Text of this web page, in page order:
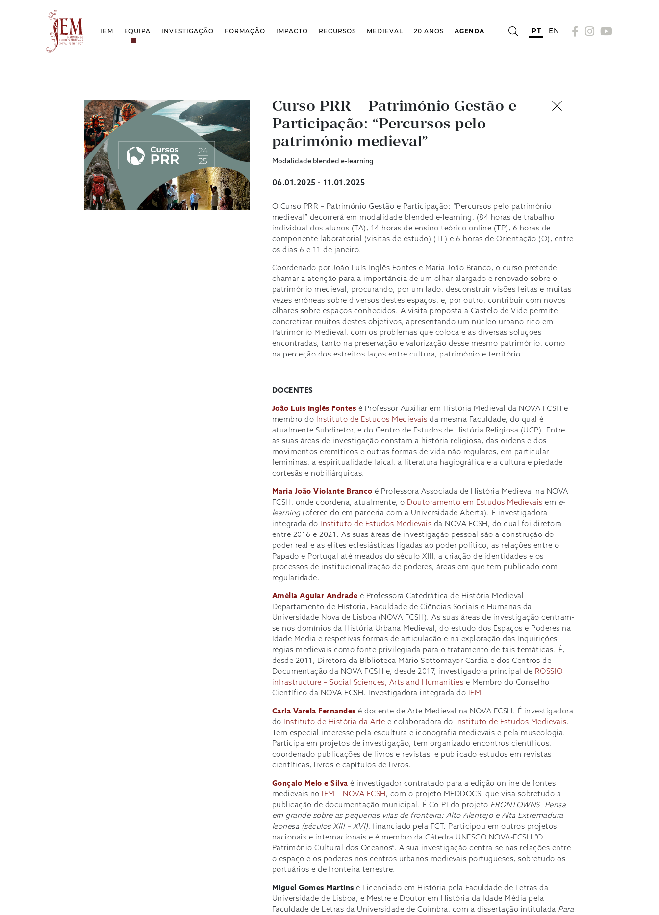
IEM
PROJETO ESTRATÉGICO
RELATÓRIOS FCT
QUESTÕES DE ASSÉDIO E ÉTICA
EQUIPA INVESTIGAÇÃO FORMAÇÃO
FORMAÇÃO AO LONGO DA VIDA
FORMAÇÃO INTERNA
IMPACTO
CONFERÊNCIA IEM
ARQUIVO DE EVENTOS
INSTALAÇÕES IEM
RECURSOS
BIBLIOTECA DIGITAL
BIBLIOTECA IEM
INFRAESTRUTURA ROSSIO
MEDIEVAL 20 ANOS AGENDA PT EN
Curso PRR – Património Gestão e
Participação: “Percursos pelo
património medieval”
Modalidade blended e-learning
06.01.2025 - 11.01.2025
O Curso PRR – Património Gestão e Participação: “Percursos pelo património
medieval” decorrerá em modalidade blended e-learning, (84 horas de trabalho
individual dos alunos (TA), 14 horas de ensino teórico online (TP), 6 horas de
componente laboratorial (visitas de estudo) (TL) e 6 horas de Orientação (O), entre
os dias 6 e 11 de janeiro.
Coordenado por João Luís Inglês Fontes e Maria João Branco, o curso pretende
chamar a atenção para a importância de um olhar alargado e renovado sobre o
património medieval, procurando, por um lado, desconstruir visões feitas e muitas
vezes erróneas sobre diversos destes espaços, e, por outro, contribuir com novos
olhares sobre espaços conhecidos. A visita proposta a Castelo de Vide permite
concretizar muitos destes objetivos, apresentando um núcleo urbano rico em
Património Medieval, com os problemas que coloca e as diversas soluções
encontradas, tanto na preservação e valorização desse mesmo património, como
na perceção dos estreitos laços entre cultura, património e território.
DOCENTES
João Luís Inglês Fontes é Professor Auxiliar em História Medieval da NOVA FCSH e
membro do Instituto de Estudos Medievais da mesma Faculdade, do qual é
atualmente Subdiretor, e do Centro de Estudos de História Religiosa (UCP). Entre
as suas áreas de investigação constam a história religiosa, das ordens e dos
movimentos eremíticos e outras formas de vida não regulares, em particular
femininas, a espiritualidade laical, a literatura hagiográfica e a cultura e piedade
cortesãs e nobiliárquicas.
Maria João Violante Branco é Professora Associada de História Medieval na NOVA
FCSH, onde coordena, atualmente, o Doutoramento em Estudos Medievais em e-
learning(oferecido em parceria com a Universidade Aberta). É investigadora
integrada do Instituto de Estudos Medievais da NOVA FCSH, do qual foi diretora
entre 2016 e 2021. As suas áreas de investigação pessoal são a construção do
poder real e as elites eclesiásticas ligadas ao poder político, as relações entre o
Papado e Portugal até meados do século XIII, a criação de identidades e os
processos de institucionalização de poderes, áreas em que tem publicado com
regularidade.
Amélia Aguiar Andrade é Professora Catedrática de História Medieval –
Departamento de História, Faculdade de Ciências Sociais e Humanas da
Universidade Nova de Lisboa (NOVA FCSH). As suas áreas de investigação centram-
se nos domínios da História Urbana Medieval, do estudo dos Espaços e Poderes na
Idade Média e respetivas formas de articulação e na exploração das Inquirições
régias medievais como fonte privilegiada para o tratamento de tais temáticas. É,
desde 2011, Diretora da Biblioteca Mário Sottomayor Cardia e dos Centros de
Documentação da NOVA FCSH e, desde 2017, investigadora principal de ROSSIO
infrastructure – Social Sciences, Arts and Humanities e Membro do Conselho
Científico da NOVA FCSH. Investigadora integrada do IEM.
Carla Varela Fernandes é docente de Arte Medieval na NOVA FCSH. É investigadora
do Instituto de História da Arte e colaboradora do Instituto de Estudos Medievais.
Tem especial interesse pela escultura e iconografia medievais e pela museologia.
Participa em projetos de investigação, tem organizado encontros científicos,
coordenado publicações de livros e revistas, e publicado estudos em revistas
científicas, livros e capítulos de livros.
Gonçalo Melo e Silva é investigador contratado para a edição online de fontes
medievais no IEM – NOVA FCSH, com o projeto MEDDOCS, que visa sobretudo a
publicação de documentação municipal. É Co-PI do projeto FRONTOWNS. Pensa
em grande sobre as pequenas vilas de fronteira: Alto Alentejo e Alta Extremadura
leonesa (séculos XIII – XVI), financiado pela FCT. Participou em outros projetos
nacionais e internacionais e é membro da Cátedra UNESCO NOVA-FCSH “O
Património Cultural dos Oceanos”. A sua investigação centra-se nas relações entre
o espaço e os poderes nos centros urbanos medievais portugueses, sobretudo os
portuários e de fronteira terrestre.
Miguel Gomes Martins é Licenciado em História pela Faculdade de Letras da
Universidade de Lisboa, e Mestre e Doutor em História da Idade Média pela
Faculdade de Letras da Universidade de Coimbra, com a dissertação intitulada Para